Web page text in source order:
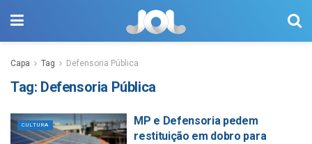
Capa Tag Defensoria Pública
Tag: Defensoria Pública
CULTURA
MP e Defensoria pedem
restituição em dobro para